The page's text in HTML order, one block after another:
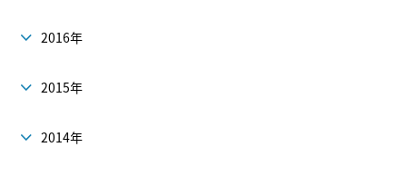
2016年
2015年
2014年